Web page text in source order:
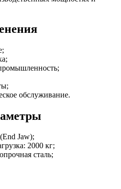
обслуживание.
Jaw);
2000 кг;
сталь;